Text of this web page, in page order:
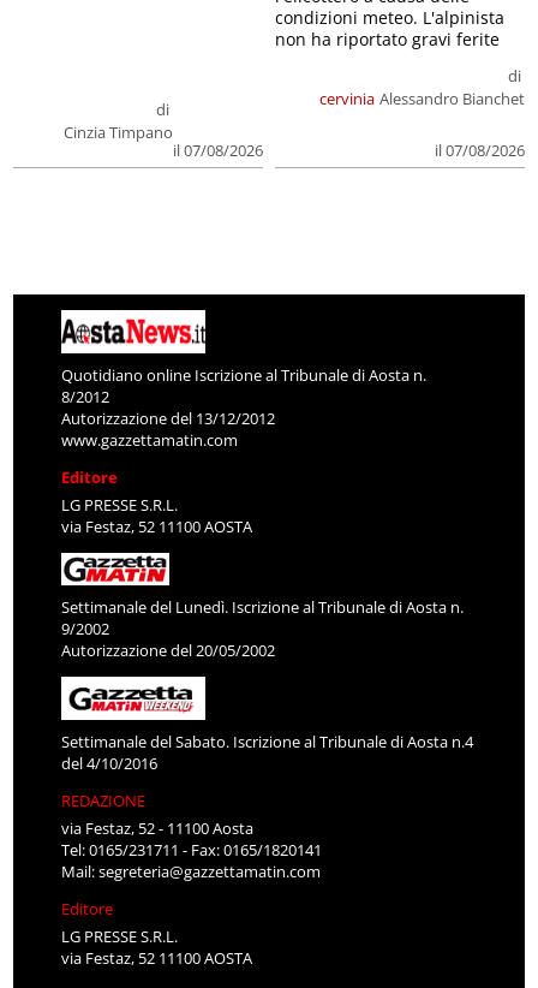
di
Cinzia Timpano
il 07/08/2026
cervinia
di
Alessandro Bianchet
il 07/08/2026
condizioni meteo. L'alpinista
non ha riportato gravi ferite
Quotidiano online Iscrizione al Tribunale di Aosta n.
8/2012
Autorizzazione del 13/12/2012
www.gazzettamatin.com
Editore
LG PRESSE S.R.L.
via Festaz, 52 11100 AOSTA
Settimanale del Lunedì. Iscrizione al Tribunale di Aosta n.
9/2002
Autorizzazione del 20/05/2002
Settimanale del Sabato. Iscrizione al Tribunale di Aosta n.4
del 4/10/2016
REDAZIONE
via Festaz, 52 - 11100 Aosta
Tel: 0165/231711 - Fax: 0165/1820141
Mail:segreteria@gazzettamatin.com
Editore
LG PRESSE S.R.L.
via Festaz, 52 11100 AOSTA